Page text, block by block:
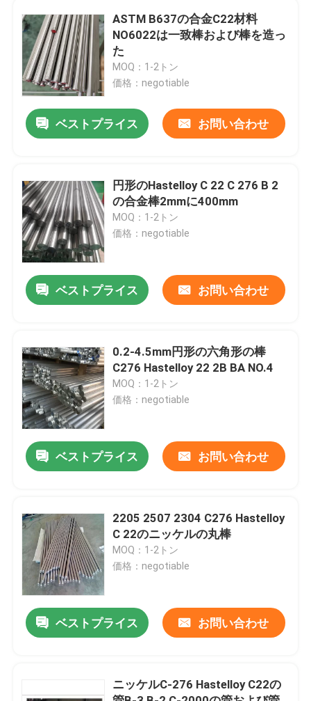
家
私達について
工場旅行
品質管理
私達に連絡しなさい
Inconel 600の文書
インコネル625素材
Inconel 718の文書
ASTM B637の合金C22材料
NO6022は一致棒および棒を造っ
た
MOQ：1-2トン
価格：negotiable
ベストプライス お問い合わせ
円形のHastelloy C 22 C 276 B 2
の合金棒2mmに400mm
MOQ：1-2トン
価格：negotiable
ベストプライス お問い合わせ
0.2-4.5mm円形の六角形の棒
C276 Hastelloy 22 2B BA NO.4
MOQ：1-2トン
価格：negotiable
ベストプライス お問い合わせ
2205 2507 2304 C276 Hastelloy
C 22のニッケルの丸棒
MOQ：1-2トン
価格：negotiable
ベストプライス お問い合わせ
ニッケルC-276 Hastelloy C22の